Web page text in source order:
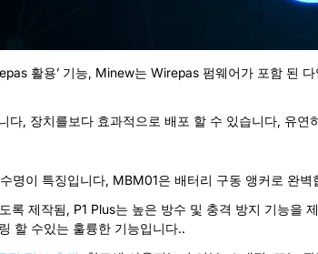
활용’ 기능, Minew는 Wirepas 펌웨어가 포함 된
, 장치를보다 효과적으로 배포 할 수 있습니다, 유연
명이 특징입니다, MBM01은 배터리 구동 앵커로 완벽
록 제작됨, P1 Plus는 높은 방수 및 충격 방지 기능을
할 수있는 훌륭한 기능입니다..